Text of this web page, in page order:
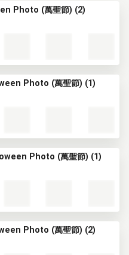
Photo (萬聖節) (2)
Photo (萬聖節) (1)
Photo (萬聖節) (1)
Photo (萬聖節) (2)